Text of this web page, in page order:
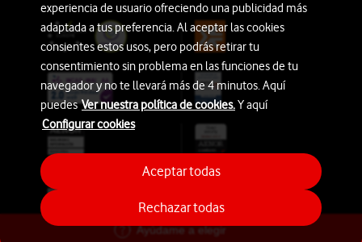
Ayúdame a elegir
experiencia de usuario ofreciendo una publicidad más
adaptada a tus preferencia. Al aceptar las cookies
consientes estos usos, pero podrás retirar tu
consentimiento sin problema en las funciones de tu
navegador y no te llevará más de 4 minutos. Aquí
puedesVer nuestra política de cookies.Y aquí
Configurar cookies
Rechazar todas
Aceptar todas